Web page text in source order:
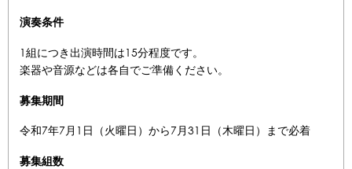
演奏条件
1組につき出演時間は15分程度です。
楽器や音源などは各自でご準備ください。
募集期間
令和7年7月1日（火曜日）から7月31日（木曜日）まで必着
募集組数